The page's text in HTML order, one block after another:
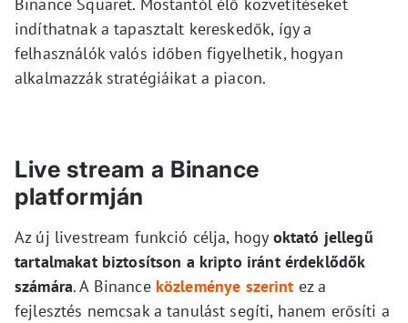
indíthatnak a tapasztalt kereskedők, így a
felhasználók valós időben figyelhetik, hogyan
alkalmazzák stratégiáikat a piacon.
Live stream a Binance
platformján
Az új livestream funkció célja, hogy oktató jellegű
tartalmakat biztosítson a kripto iránt érdeklődők
számára. A Binance közleménye szerint ez a
fejlesztés nemcsak a tanulást segíti, hanem erősíti a